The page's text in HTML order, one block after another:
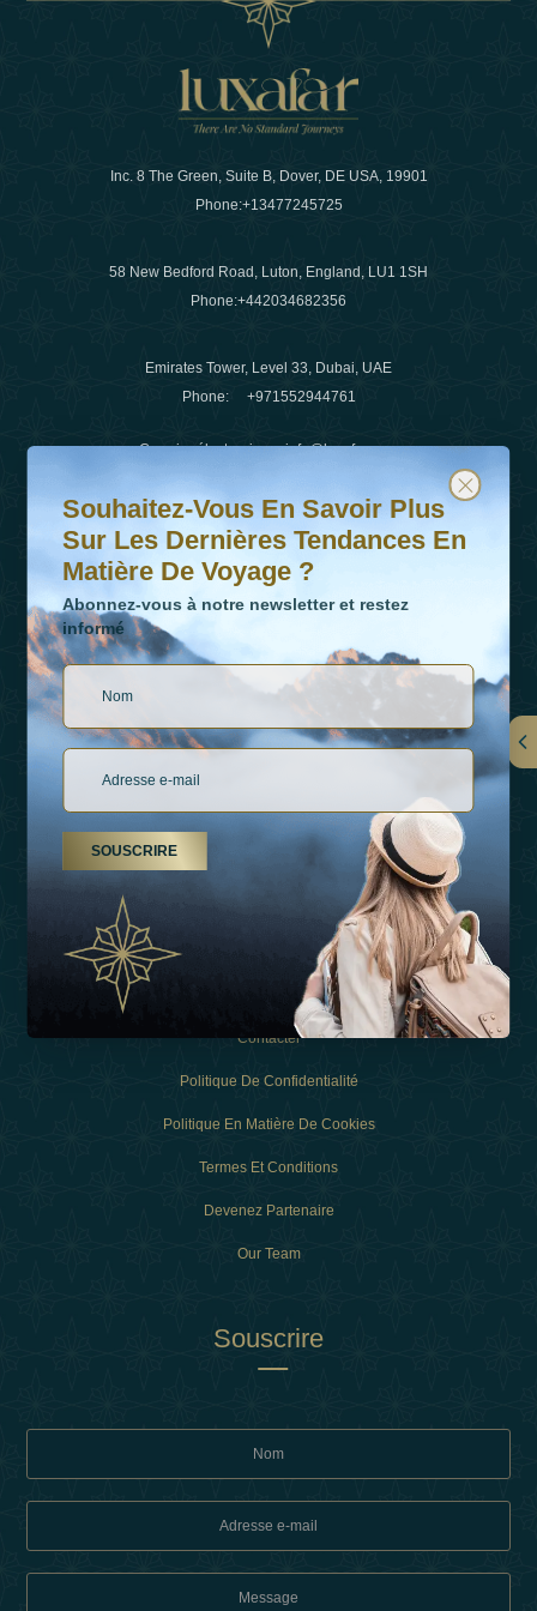
Inc. 8 The Green, Suite B, Dover, DE USA, 19901
Phone:+13477245725
58 New Bedford Road, Luton, England, LU1 1SH
Phone:+442034682356
Emirates Tower, Level 33, Dubai, UAE
Phone: +971552944761
Courrier électronique:info@luxafar.com
WhatsApp N°
+442034682356
+971552944761
LIENS
À Propos De Nous
Types De Vacances
Contacter
Politique De Confidentialité
Politique En Matière De Cookies
Termes Et Conditions
Devenez Partenaire
Our Team
Souscrire
Souhaitez-vous en savoir plus sur les dernières
Abonnez-vous à notre newsletter et restez informé
Souhaitez-Vous En Savoir Plus
Sur Les Dernières Tendances En
Matière De Voyage ?
Abonnez-vous à notre newsletter et restez
informé
SOUSCRIRE